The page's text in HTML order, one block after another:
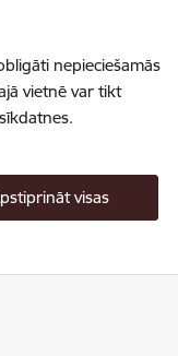
nepieciešamās
vietnē var tikt
visas